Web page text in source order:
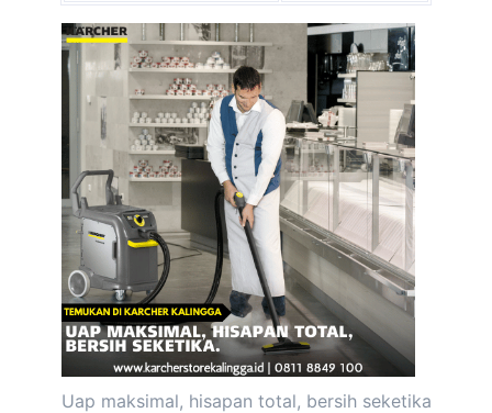
Uap maksimal, hisapan total, bersih seketika